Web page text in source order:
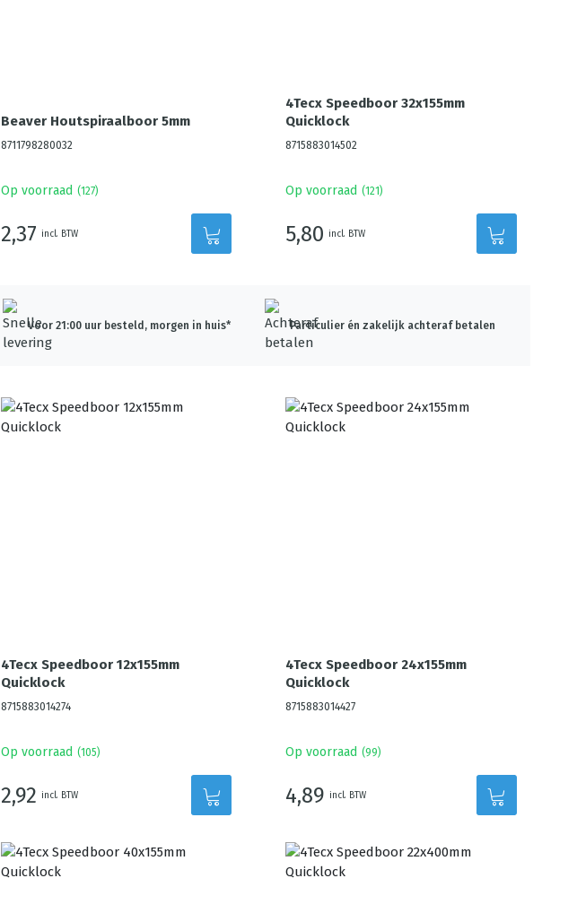
Beaver Houtspiraalboor 5mm
8711798280032
Op voorraad (127)
2,37 incl. BTW
4Tecx Speedboor 32x155mm
Quicklock
8715883014502
Op voorraad (121 )
5,80 incl. BTW
Voor 21:00 uur besteld, morgen in huis* Particulier én zakelijk achteraf betalen
4Tecx Speedboor 12x155mm
Quicklock
8715883014274
Op voorraad (105)
2,92 incl. BTW
4Tecx Speedboor 24x155mm
Quicklock
8715883014427
Op voorraad (99)
4,89 incl. BTW